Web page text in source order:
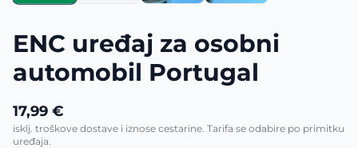
ENC uređaj za osobni
automobil Portugal
17,99 €
isklj. troškove dostave i iznose cestarine. Tarifa se odabire po primitku
uređaja.